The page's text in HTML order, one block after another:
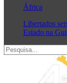
África
Libertados
Estado na